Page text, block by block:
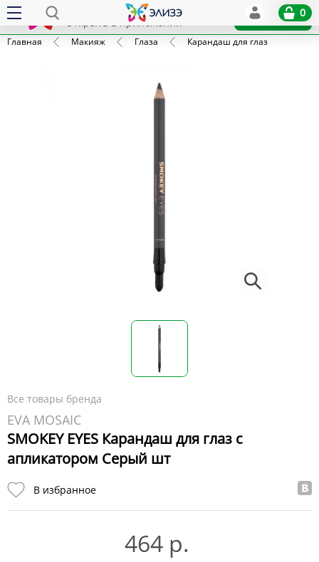
x
Открыть в приложении
Установить
0
Главная Макияж Глаза Карандаш для глаз
Все товары бренда
EVA MOSAIC
SMOKEY EYES Карандаш для глаз с
апликатором Серый шт
В избранное
464 р.